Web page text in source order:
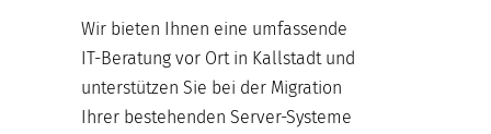
Wir bieten Ihnen eine umfassende
IT-Beratung vor Ort in Kallstadt und
unterstützen Sie bei der Migration
Ihrer bestehenden Server-Systeme